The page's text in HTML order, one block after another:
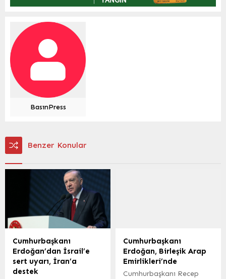
BasınPress
Benzer Konular
Cumhurbaşkanı
Erdoğan’dan İsrail’e
sert uyarı, İran’a
destek
Cumhurbaşkanı
Erdoğan, Birleşik Arap
Emirlikleri’nde
Cumhurbaşkanı Recep